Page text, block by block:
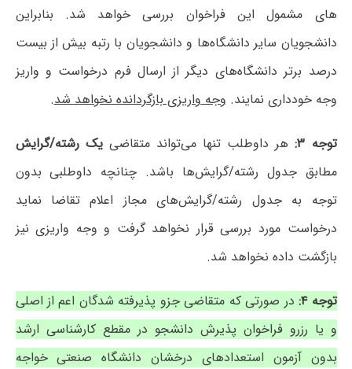
های مشمول این فراخوان بررسی خواهد شد. بنابراین
دانشجویان سایر دانشگاه‌ها و دانشجویان با رتبه بیش از بیست
درصد برتر دانشگاه‌های دیگر از ارسال فرم درخواست و واریز
وجه خودداری نمایند.وجه واریزی بازگردانده نخواهد شد.
توجه ۳: هر داوطلب تنها می‌تواند متقاضی یک رشته/گرایش
مطابق جدول رشته/گرایش‌ها باشد. چنانچه داوطلبی بدون
توجه به جدول رشته/گرایش‌های مجاز اعلام تقاضا نماید
درخواست مورد بررسی قرار نخواهد گرفت و وجه واریزی نیز
بازگشت داده نخواهد شد.
توجه ۴: در صورتی که متقاضی جزو پذیرفته شدگان اعم از اصلی
و یا رزرو فراخوان پذیرش دانشجو در مقطع کارشناسی ارشد
بدون آزمون استعدادهای درخشان دانشگاه صنعتی خواجه